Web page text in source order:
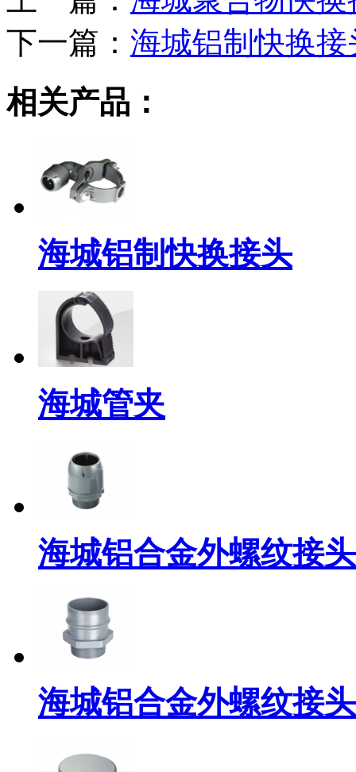
下一篇： 海城铝制快换接
相关产品：
海城铝制快换接头
海城管夹
海城铝合金外螺纹接头
海城铝合金外螺纹接头